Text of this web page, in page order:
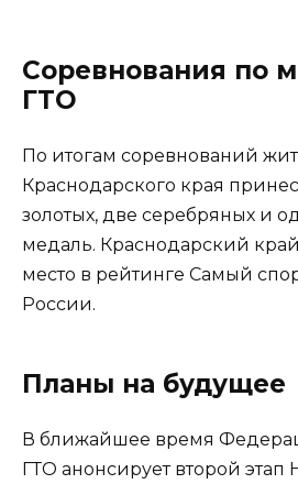
Соревнования по
ГТО
По итогам соревнований
Краснодарского края
золотых, две серебряных и
медаль. Краснодарский
место в рейтинге Самый
России.
Планы на будущее
В ближайшее время
ГТО анонсирует второй